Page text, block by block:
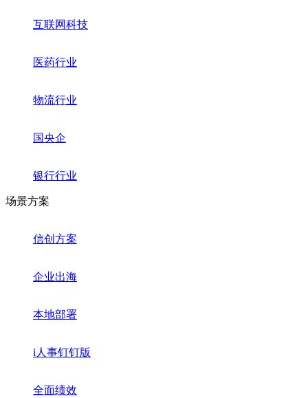
互联网科技
医药行业
物流行业
国央企
银行行业
场景方案
信创方案
企业出海
本地部署
i人事钉钉版
全面绩效